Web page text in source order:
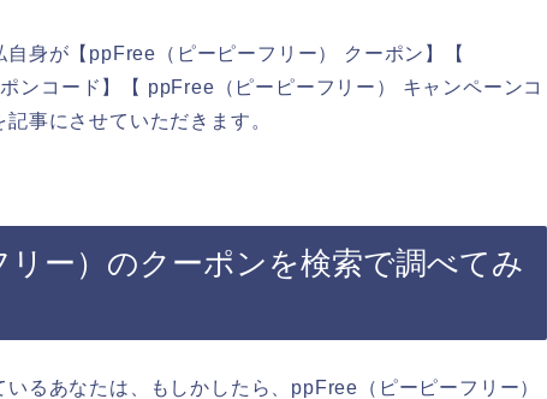
身が【ppFree（ピーピーフリー） クーポン】【
ンコード】【 ppFree（ピーピーフリー） キャンペーンコ
事にさせていただきます。
リー）のクーポンを検索で調べてみ
るあなたは、もしかしたら、ppFree（ピーピーフリー）